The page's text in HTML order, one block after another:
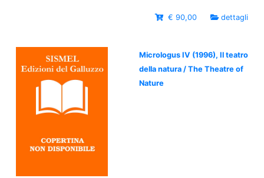
€ 90,00 dettagli
Micrologus IV (1996), Il teatro
della natura / The Theatre of
Nature